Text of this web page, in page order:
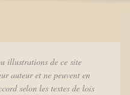
illustrations de ce site
auteur et ne peuvent en
selon les textes de lois